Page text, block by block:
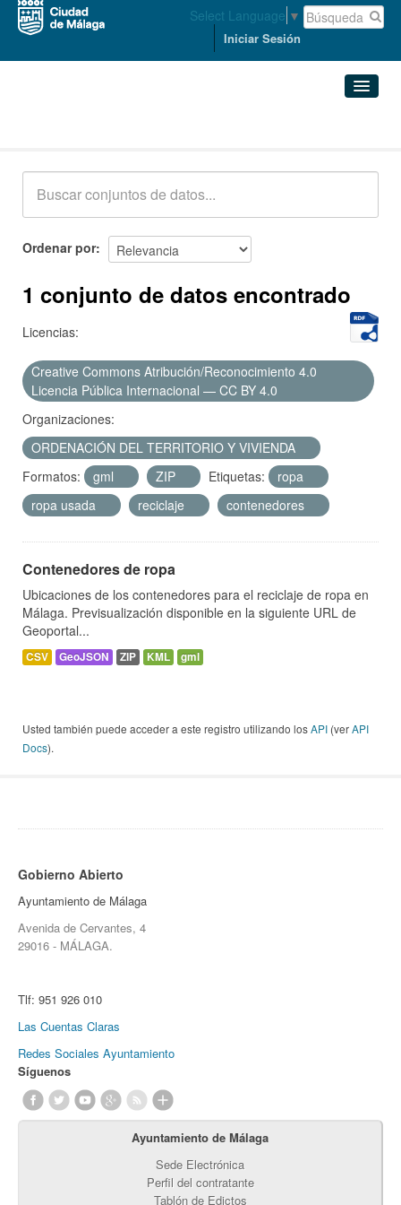
Select Language ▼
Iniciar Sesión
Acerca de
Ordenar por
1 conjunto de datos encontrado
Licencias:
Creative Commons Atribución/Reconocimiento 4.0
Licencia Pública Internacional — CC BY 4.0
Organizaciones:
ORDENACIÓN DEL TERRITORIO Y VIVIENDA
Formatos:
gml ZIP Etiquetas:
ropa
ropa usada
reciclaje contenedores
Contenedores de ropa
Ubicaciones de los contenedores para el reciclaje de ropa en
Málaga. Previsualización disponible en la siguiente URL de
Geoportal...
CSV GeoJSON ZIP KML gml
Usted también puede acceder a este registro utilizando losAPI (verAPI
Docs).
Gobierno Abierto
Ayuntamiento de Málaga
Avenida de Cervantes, 4
29016 - MÁLAGA.
Tlf: 951 926 010
Las Cuentas Claras
Redes Sociales Ayuntamiento
Síguenos
Ayuntamiento de Málaga
Sede Electrónica
Perfil del contratante
Tablón de Edictos